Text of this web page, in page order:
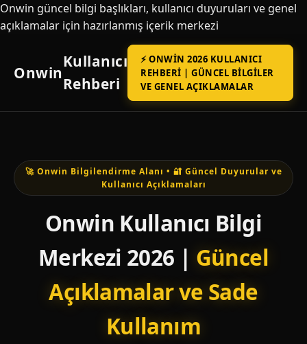
Onwin güncel bilgi başlıkları, kullanıcı duyuruları ve genel
açıklamalar için hazırlanmış içerik merkezi
Onwin
Kullanıcı
Rehberi
⚡ ONWIN 2026 KULLANICI
REHBERI | GÜNCEL BILGILER
VE GENEL AÇIKLAMALAR
🚀 Onwin Bilgilendirme Alanı • 🔐 Güncel Duyurular ve
Kullanıcı Açıklamaları
Onwin Kullanıcı Bilgi
Merkezi 2026 | Güncel
Açıklamalar ve Sade
Kullanım